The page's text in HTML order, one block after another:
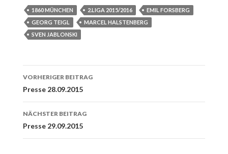
1860 MÜNCHEN 2.LIGA 2015/2016
EMIL FORSBERG
GEORG TEIGL
MARCEL HALSTENBERG
SVEN JABLONSKI
Beitrags-
Navigation
VORHERIGER BEITRAG
Presse 28.09.2015
NÄCHSTER BEITRAG
Presse 29.09.2015